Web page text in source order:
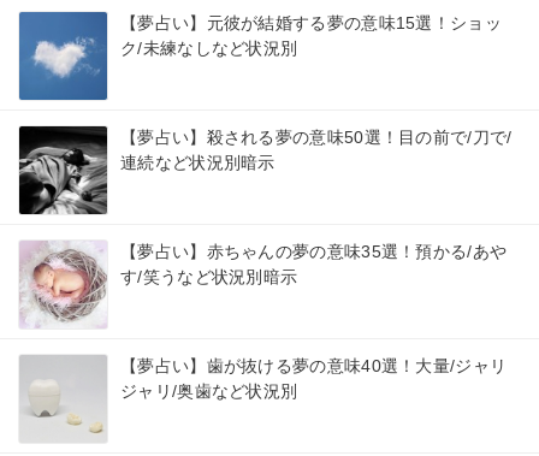
【夢占い】元彼が結婚する夢の意味15選！ショッ
ク/未練なしなど状況別
【夢占い】殺される夢の意味50選！目の前で/刀で/
連続など状況別暗示
【夢占い】赤ちゃんの夢の意味35選！預かる/あや
す/笑うなど状況別暗示
【夢占い】歯が抜ける夢の意味40選！大量/ジャリ
ジャリ/奥歯など状況別